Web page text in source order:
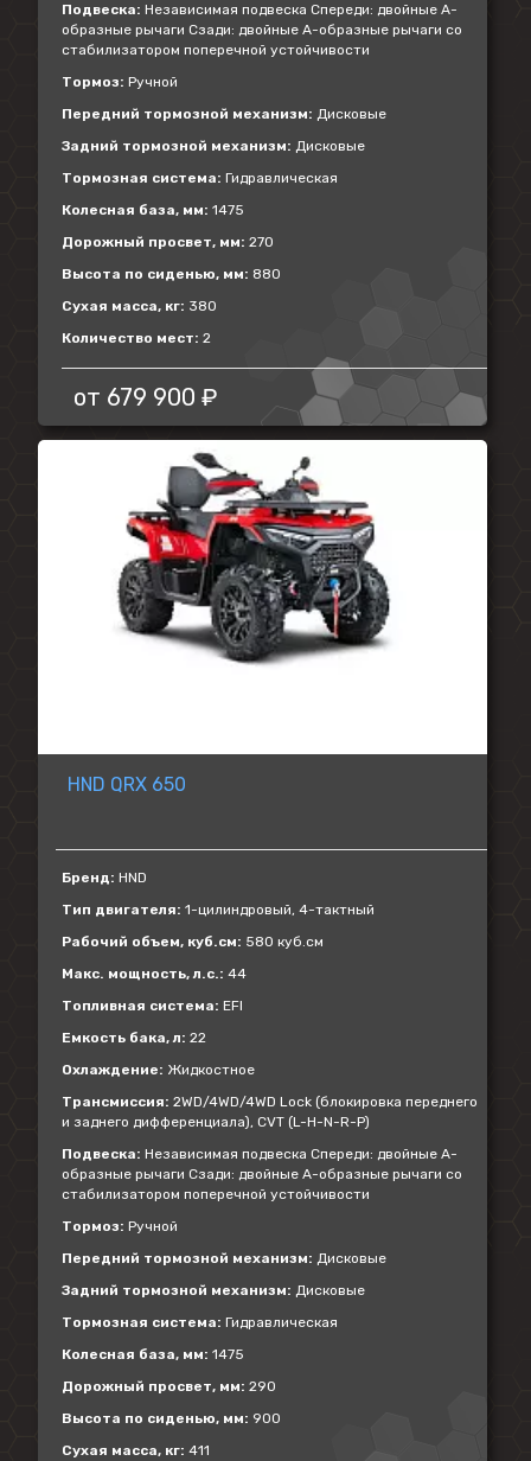
Подвеска: Независимая подвеска Спереди: двойные А-
образные рычаги Сзади: двойные А-образные рычаги со
стабилизатором поперечной устойчивости
Тормоз: Ручной
Передний тормозной механизм: Дисковые
Задний тормозной механизм: Дисковые
Тормозная система: Гидравлическая
Колесная база, мм: 1475
Дорожный просвет, мм: 270
Высота по сиденью, мм: 880
Сухая масса, кг: 380
Количество мест: 2
от 679 900 ₽
HND QRX 650
Бренд: HND
Тип двигателя: 1-цилиндровый, 4-тактный
Рабочий объем, куб.см: 580 куб.см
Макс. мощность, л.с.: 44
Топливная система: EFI
Емкость бака, л: 22
Охлаждение: Жидкостное
Трансмиссия: 2WD/4WD/4WD Lock (блокировка переднего
и заднего дифференциала), CVT (L-H-N-R-P)
Подвеска: Независимая подвеска Спереди: двойные А-
образные рычаги Сзади: двойные А-образные рычаги со
стабилизатором поперечной устойчивости
Тормоз: Ручной
Передний тормозной механизм: Дисковые
Задний тормозной механизм: Дисковые
Тормозная система: Гидравлическая
Колесная база, мм: 1475
Дорожный просвет, мм: 290
Высота по сиденью, мм: 900
Сухая масса, кг: 411